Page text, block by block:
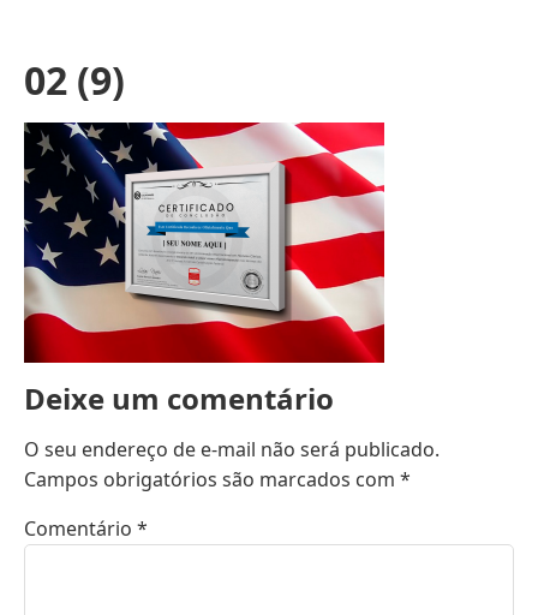
02 (9)
Deixe um comentário
O seu endereço de e-mail não será publicado.
Campos obrigatórios são marcados com *
Comentário *